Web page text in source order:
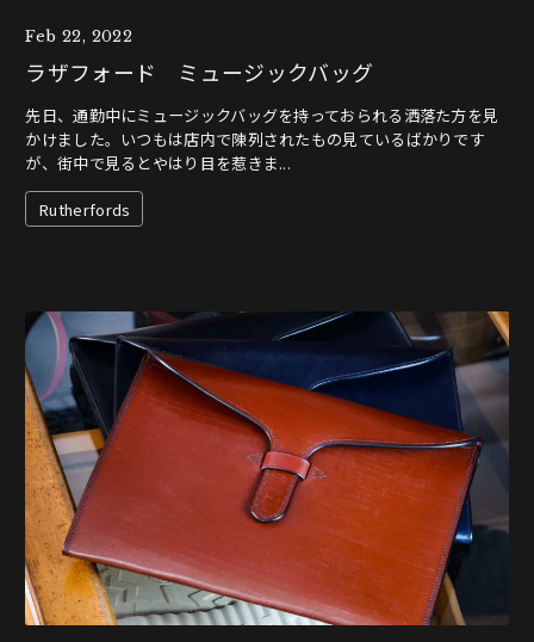
Feb 22, 2022
ラザフォード ミュージックバッグ
先日、通勤中にミュージックバッグを持っておられる洒落た方を見
かけました。いつもは店内で陳列されたもの見ているばかりです
が、街中で見るとやはり目を惹きま...
Rutherfords